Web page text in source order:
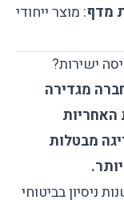
מדף: מוצר ייחודי
ישירות?
מגדירה
האחריות
מבטלות
שנות ניסיון בביטוחי